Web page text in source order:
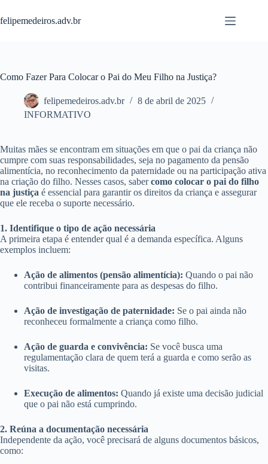
para
o
felipemedeiros.adv.br
Como Fazer Para Colocar o Pai do Meu Filho na Justiça?
felipemedeiros.adv.br
8 de abril de 2025
INFORMATIVO
Muitas mães se encontram em situações em que o pai da criança não
cumpre com suas responsabilidades, seja no pagamento da pensão
alimentícia, no reconhecimento da paternidade ou na participação ativa
na criação do filho. Nesses casos, sabercomo colocar o pai do filho
na justiça é essencial para garantir os direitos da criança e assegurar
que ele receba o suporte necessário.
1. Identifique o tipo de ação necessária
A primeira etapa é entender qual é a demanda específica. Alguns
exemplos incluem:
Ação de alimentos (pensão alimentícia): Quando o pai não
contribui financeiramente para as despesas do filho.
Ação de investigação de paternidade: Se o pai ainda não
reconheceu formalmente a criança como filho.
Ação de guarda e convivência: Se você busca uma
regulamentação clara de quem terá a guarda e como serão as
visitas.
Execução de alimentos: Quando já existe uma decisão judicial
que o pai não está cumprindo.
2. Reúna a documentação necessária
Independente da ação, você precisará de alguns documentos básicos,
como: